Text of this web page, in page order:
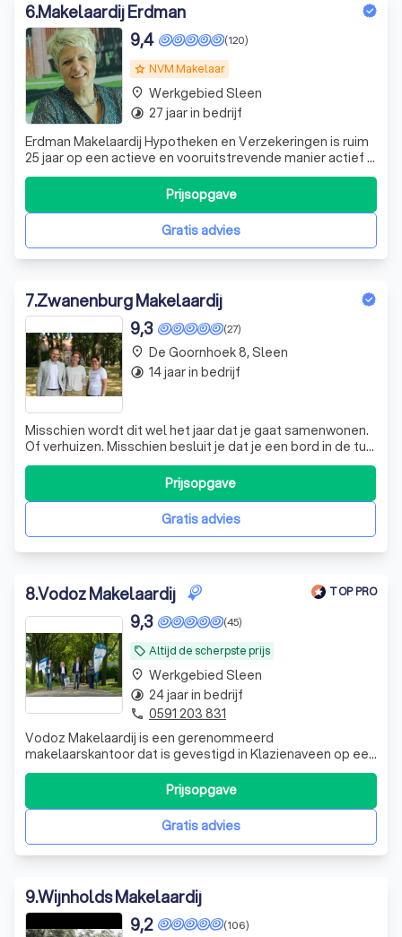
6.Makelaardij Erdman
grade NVM Makelaar
(120)
9,4
Erdman Makelaardij Hypotheken en Verzekeringen is ruim
25 jaar op een actieve en vooruitstrevende manier actief in
Ter Apel en omgeving. Het werkgebied strekt zich uit
richting Stadskanaal en Emmen. Maar ook in Duitsland is
ons kantoor actief. Op Funda en andere review-sites
worden we uitstekend beGratis advies
Prijsopgave
place Werkgebied Sleen
timelapse 27 jaar in bedrijf
7.Zwanenburg Makelaardij
(27)
9,3
Misschien wordt dit wel het jaar dat je gaat samenwonen.
Of verhuizen. Misschien besluit je dat je een bord in de tuin
gaat zetten. Misschien zie je dit jaar ineens het huis van je
dromen. Wat je ook gaat doen, het team van Zwanenburg
Makelaardij staat voor je klaar.
Gratis advies
Prijsopgave
place De Goornhoek 8, Sleen
timelapse 14 jaar in bedrijf
8.Vodoz Makelaardij TOP PRO
local_offer Altijd de scherpste prijs
(45)
9,3
Vodoz Makelaardij is een gerenommeerd
makelaarskantoor dat is gevestigd in Klazienaveen op een
goede zichtlocatie nabij de ovonde. Vodoz makelaardij is
al 23 jaar actief op de Drentse huizenmarkt en vele
verkoop en aankoop transacties tot een goed einde
gebracht. Vodoz Makelaardij is tevens gespec
Gratis advies
Prijsopgave
place Werkgebied Sleen
timelapse 24 jaar in bedrijf
phone 0591 203 831
9.Wijnholds Makelaardij
(106)
9,2